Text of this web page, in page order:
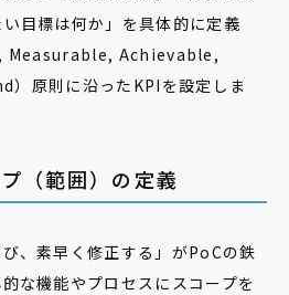
目標は何か」を具体的に定義
Measurable, Achievable,
原則に沿ったKPIを設定しま
（範囲）の定義
び、素早く修正する」がPoCの鉄
な機能やプロセスにスコープを